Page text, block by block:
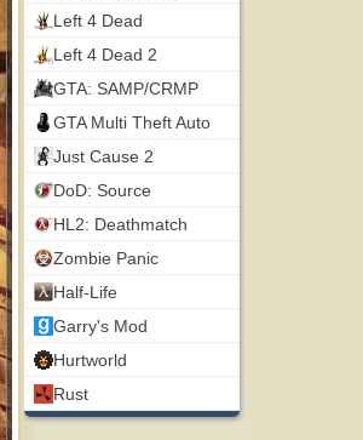
Left 4 Dead
Left 4 Dead 2
GTA: SAMP/CRMP
GTA Multi Theft Auto
Just Cause 2
DoD: Source
HL2: Deathmatch
Zombie Panic
Half-Life
Garry's Mod
Hurtworld
Rust